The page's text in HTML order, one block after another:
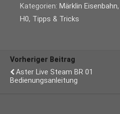
Kategorien: Märklin Eisenbahn,
H0, Tipps & Tricks
Vorheriger Beitrag
Aster Live Steam BR 01
Bedienungsanleitung